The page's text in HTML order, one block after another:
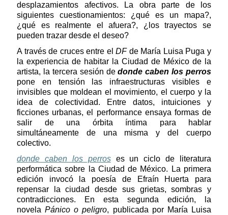
desplazamientos afectivos. La obra parte de los
siguientes cuestionamientos: ¿qué es un mapa?,
¿qué es realmente el afuera?, ¿los trayectos se
pueden trazar desde el deseo?
A través de cruces entre elDFde María Luisa Puga y
la experiencia de habitar la Ciudad de México de la
artista, la tercera sesión dedonde caben los perros
pone en tensión las infraestructuras visibles e
invisibles que moldean el movimiento, el cuerpo y la
idea de colectividad. Entre datos, intuiciones y
ficciones urbanas, el performance ensaya formas de
salir de una órbita íntima para hablar
simultáneamente de una misma y del cuerpo
colectivo.
donde caben los perroses un ciclo de literatura
performática sobre la Ciudad de México. La primera
edición invocó la poesía de Efraín Huerta para
repensar la ciudad desde sus grietas, sombras y
contradicciones. En esta segunda edición, la
novelaPánico o peligro, publicada por María Luisa